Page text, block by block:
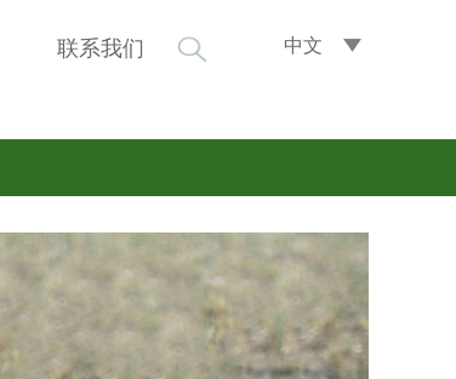
联系我们 中文